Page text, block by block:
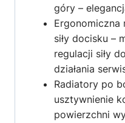
góry –
Ergonomiczna
siły docisku –
regulacji siły
działania
Radiatory po
usztywnienie
powierzchni